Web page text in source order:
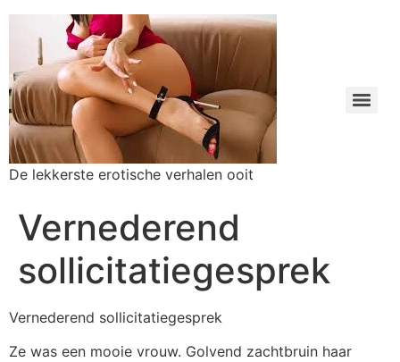
De lekkerste erotische verhalen ooit
Vernederend
sollicitatiegesprek
Vernederend sollicitatiegesprek
Ze was een mooie vrouw. Golvend zachtbruin haar